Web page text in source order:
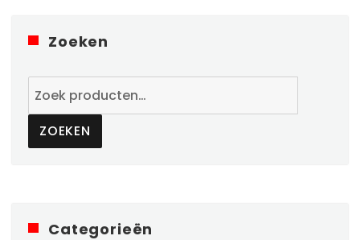
Zoeken
naar:
ZOEKEN
Categorieën